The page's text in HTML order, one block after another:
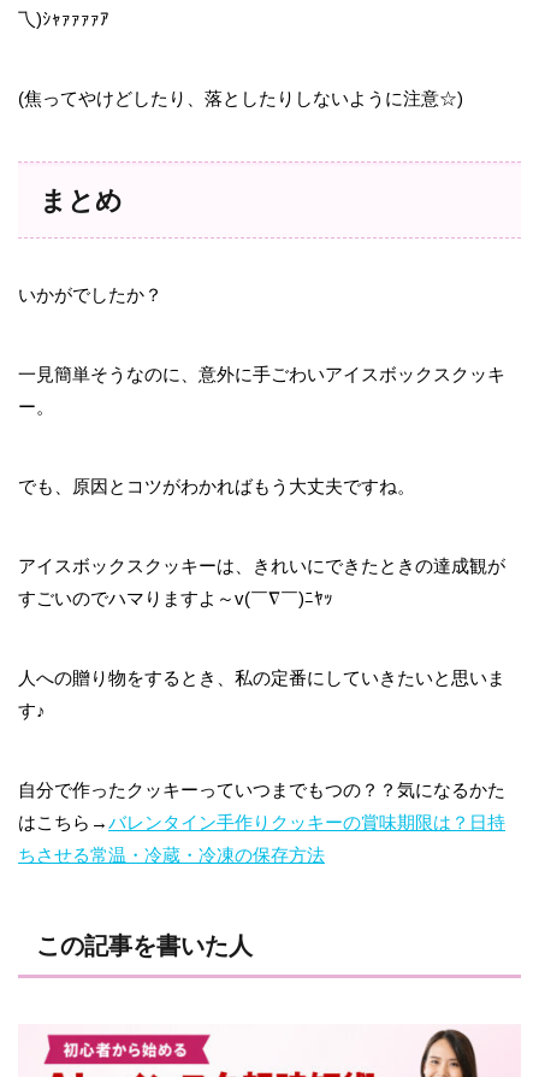
乁)ｼｬｧｧｧｧｱ
(焦ってやけどしたり、落としたりしないように注意☆)
まとめ
いかがでしたか？
一見簡単そうなのに、意外に手ごわいアイスボックスクッキ
ー。
でも、原因とコツがわかればもう大丈夫ですね。
アイスボックスクッキーは、きれいにできたときの達成観が
すごいのでハマりますよ～v(￣∇￣)ﾆﾔｯ
人への贈り物をするとき、私の定番にしていきたいと思いま
す♪
自分で作ったクッキーっていつまでもつの？？気になるかた
はこちら→バレンタイン手作りクッキーの賞味期限は？日持
ちさせる常温・冷蔵・冷凍の保存方法
この記事を書いた人